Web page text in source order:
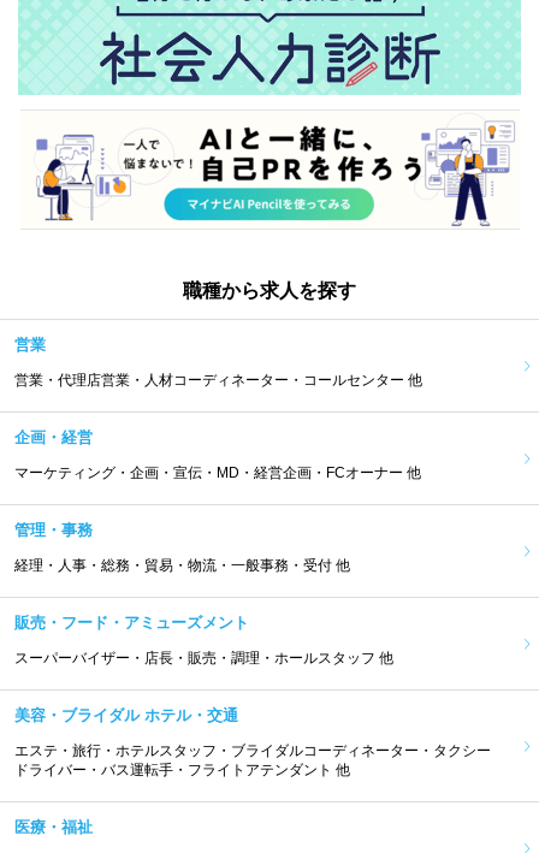
職種から求人を探す
営業
営業・代理店営業・人材コーディネーター・コールセンター 他
企画・経営
マーケティング・企画・宣伝・MD・経営企画・FCオーナー 他
管理・事務
経理・人事・総務・貿易・物流・一般事務・受付 他
販売・フード・アミューズメント
スーパーバイザー・店長・販売・調理・ホールスタッフ 他
美容・ブライダル ホテル・交通
エステ・旅行・ホテルスタッフ・ブライダルコーディネーター・タクシー
ドライバー・バス運転手・フライトアテンダント 他
医療・福祉